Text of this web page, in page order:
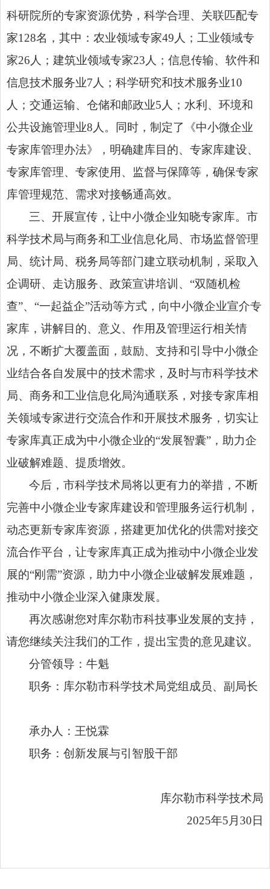
科研院所的专家资源优势，科学合理、关联匹配专
家128名，其中：农业领域专家49人；工业领域专
家26人；建筑业领域专家23人；信息传输、软件和
信息技术服务业7人；科学研究和技术服务业10
人；交通运输、仓储和邮政业5人；水利、环境和
公共设施管理业8人。同时，制定了《中小微企业
专家库管理办法》，明确建库目的、专家库建设、
专家库管理、专家使用、监督与保障等，确保专家
库管理规范、需求对接畅通高效。
三、开展宣传，让中小微企业知晓专家库。市
科学技术局与商务和工业信息化局、市场监督管理
局、统计局、税务局等部门建立联动机制，采取入
企调研、走访服务、政策宣讲培训、“双随机检
查”、“一起益企”活动等方式，向中小微企业宣介专
家库，讲解目的、意义、作用及管理运行相关情
况，不断扩大覆盖面，鼓励、支持和引导中小微企
业结合各自发展中的技术需求，及时与市科学技术
局、商务和工业信息化局沟通联系，对接专家库相
关领域专家进行交流合作和开展技术服务，切实让
专家库真正成为中小微企业的“发展智囊”，助力企
业破解难题、提质增效。
今后，市科学技术局将以更有力的举措，不断
完善中小微企业专家库建设和管理服务运行机制，
动态更新专家库资源，搭建更加优化的供需对接交
流合作平台，让专家库真正成为推动中小微企业发
展的“刚需”资源，助力中小微企业破解发展难题，
推动中小微企业深入健康发展。
再次感谢您对库尔勒市科技事业发展的支持，
请您继续关注我们的工作，提出宝贵的意见建议。
分管领导：牛魁
职务：库尔勒市科学技术局党组成员、副局长
承办人：王悦霖
职务：创新发展与引智股干部
库尔勒市科学技术局
2025年5月30日